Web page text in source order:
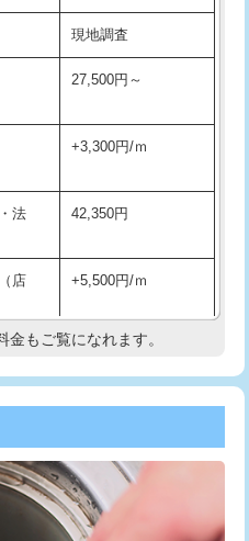
現場見積
16,500円
です。
） 16,500円
16,500円
5,500円
ド止
5,500円
し作
11,000円
使
銅
)
44,000円
銅
+8,800円
現地調査
27,500円～
+3,300円/ｍ
法
42,350円
店
+5,500円/ｍ
現地調査
+3,300円
33,000円
金もご覧になれます。